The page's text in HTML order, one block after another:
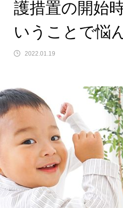
護措置の開始
いうことで悩
2022.01.19